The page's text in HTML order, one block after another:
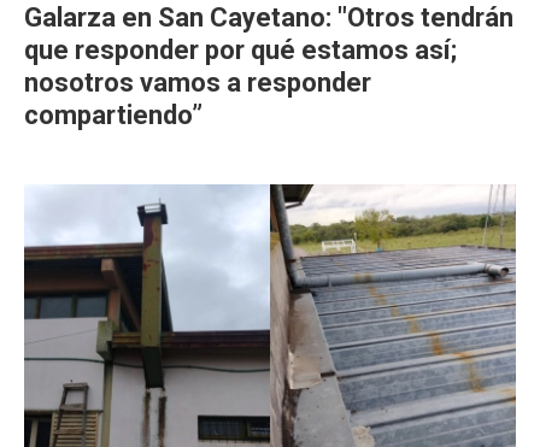
Galarza en San Cayetano: "Otros tendrán
que responder por qué estamos así;
nosotros vamos a responder
compartiendo”